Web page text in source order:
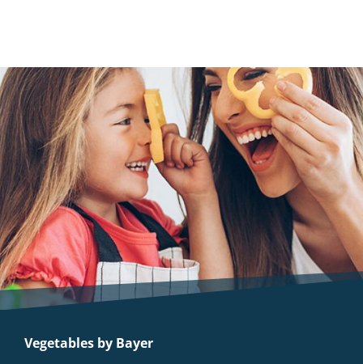
Vegetables by Bayer